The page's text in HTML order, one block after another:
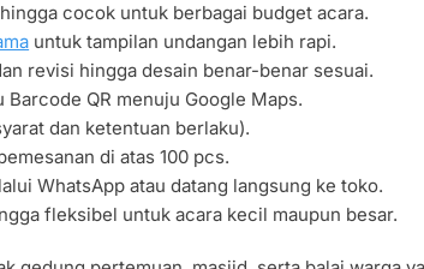
cocok untuk berbagai budget acara.
untuk tampilan undangan lebih rapi.
revisi hingga desain benar-benar sesuai.
QR menuju Google Maps.
dan ketentuan berlaku).
di atas 100 pcs.
WhatsApp atau datang langsung ke toko.
fleksibel untuk acara kecil maupun besar.